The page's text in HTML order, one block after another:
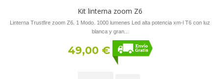
Kit linterna zoom Z6
Linterna Trustfire zoom Z6. 1 Modo. 1000 lumenes Led alta potencia xm-l T6 con luz
blanca y gran...
49,00 €